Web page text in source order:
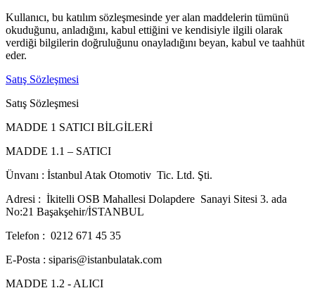
Kullanıcı, bu katılım sözleşmesinde yer alan maddelerin tümünü
okuduğunu, anladığını, kabul ettiğini ve kendisiyle ilgili olarak
verdiği bilgilerin doğruluğunu onayladığını beyan, kabul ve taahhüt
eder.
Satış Sözleşmesi
Satış Sözleşmesi
MADDE 1 SATICI BİLGİLERİ
MADDE 1.1 – SATICI
Ünvanı : İstanbul Atak Otomotiv Tic. Ltd. Şti.
Adresi : İkitelli OSB Mahallesi Dolapdere Sanayi Sitesi 3. ada
No:21 Başakşehir/İSTANBUL
Telefon : 0212 671 45 35
E-Posta : siparis@istanbulatak.com
MADDE 1.2 - ALICI